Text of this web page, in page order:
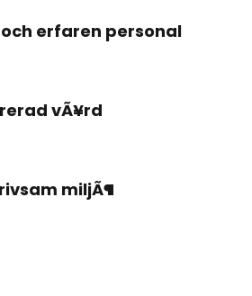
erfaren personal
vÃ¥rd
miljÃ¶